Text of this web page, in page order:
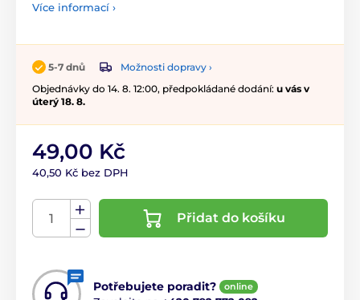
Více informací ›
5-7 dnů
Možnosti dopravy ›
Objednávky do 14. 8. 12:00, předpokládané dodání: u vás v
úterý 18. 8.
49,00 Kč
40,50 Kč bez DPH
Přidat do košíku
Potřebujete poradit? online